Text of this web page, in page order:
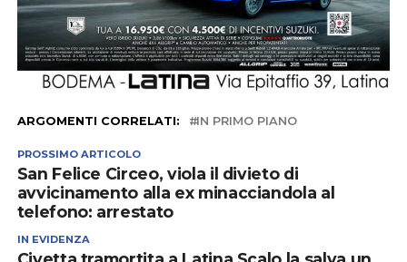
ARGOMENTI CORRELATI: IN PRIMO PIANO
PROSSIMO ARTICOLO
San Felice Circeo, viola il divieto di
avvicinamento alla ex minacciandola al
telefono: arrestato
IN EVIDENZA